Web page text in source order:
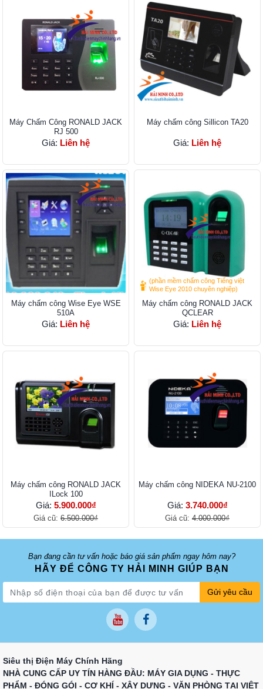
Máy Chấm Công RONALD JACK
RJ 500
Giá: Liên hệ
Máy chấm công Sillicon TA20
Giá: Liên hệ
Máy chấm công Wise Eye WSE
510A
Giá: Liên hệ
(phần mềm chấm công Tiếng việt
Wise Eye 2010 chuyên nghiệp)
Máy chấm công RONALD JACK
QCLEAR
Giá: Liên hệ
Máy chấm công RONALD JACK
ILock 100
Giá: 5.900.000₫
Giá cũ: 6.500.000₫
Máy chấm công NIDEKA NU-2100
Giá: 3.740.000₫
Giá cũ: 4.000.000₫
Bạn đang cần tư vấn hoặc báo giá sản phẩm ngay hôm nay?
HÃY ĐỂ CÔNG TY HẢI MINH GIÚP BẠN
Gửi yêu cầu
Siêu thị Điện Máy Chính Hãng
NHÀ CUNG CẤP UY TÍN HÀNG ĐẦU: MÁY GIA DỤNG - THỰC
PHẨM - ĐÓNG GÓI - CƠ KHÍ - XÂY DỰNG - VĂN PHÒNG TẠI VIỆT